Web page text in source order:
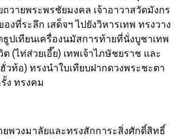
วายพระพรชัยมงคล เจ้าอาวาสวัดมังกร
งที่ระลึก เสด็จฯ ไปยังวิหารเทพ ทรงวาง
ปเทียนเครื่องนมัสการท้ายที่นั่งบูชาเทพ
(ไท่ส่วยเอี๊ย) เทพเจ้าไภษัชยราช และ
วท้อ) ทรงนำใบเทียบฝากดวงพระชะตา
ง ทรงคม
ยพวงมาลัยและทรงสักการะสิ่งศักดิ์สิทธิ์